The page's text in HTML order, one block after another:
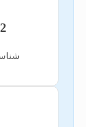
2. مرور ادبیات جامع